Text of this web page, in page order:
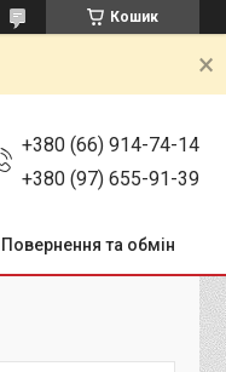
Кошик
+380 (66) 914-74-14
+380 (97) 655-91-39
Повернення та обмін